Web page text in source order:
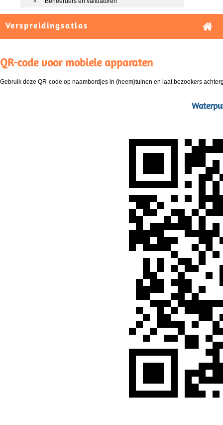
Verspreidingsatlas
QR-code voor mobiele apparaten
Gebruik deze QR-code op naambordjes in (heem)tuinen en laat bezoekers